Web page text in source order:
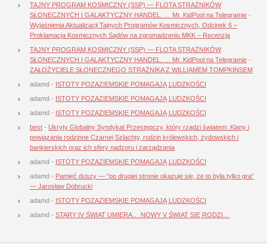
TAJNY PROGRAM KOSMICZNY (SSP) — FLOTA STRAŻNIKÓW
SŁONECZNYCH I GALAKTYCZNY HANDEL. … Mr. KidPool na Telegramie -
Wyjaśnienia Aktualizacji Tajnych Programów Kosmicznych, Odcinek 6 –
Proklamacja Kosmicznych Sądów na zgromadzeniu MKK – Recenzja
TAJNY PROGRAM KOSMICZNY (SSP) — FLOTA STRAŻNIKÓW
SŁONECZNYCH I GALAKTYCZNY HANDEL. … Mr. KidPool na Telegramie -
ZAŁOŻYCIELE SŁONECZNEGO STRAŻNIKA Z WILLIAMEM TOMPKINSEM
adamd - ISTOTY POZAZIEMSKIE POMAGAJĄ LUDZKOŚCI
adamd - ISTOTY POZAZIEMSKIE POMAGAJĄ LUDZKOŚCI
adamd - ISTOTY POZAZIEMSKIE POMAGAJĄ LUDZKOŚCI
best - Ukryty Globalny Syndykat Przestępczy, który rządzi światem: Klany i
powiązania rodzinne Czarnej Szlachty, rodzin królewskich, żydowskich i
bankierskich oraz ich sfery nadzoru i zarządzania
adamd - ISTOTY POZAZIEMSKIE POMAGAJĄ LUDZKOŚCI
adamd - Pamięć duszy — “po drugiej stronie okazuje się, że to była tylko gra”
— Jarosław Dobrucki
adamd - ISTOTY POZAZIEMSKIE POMAGAJĄ LUDZKOŚCI
adamd - STARY IV ŚWIAT UMIERA… NOWY V ŚWIAT SIĘ RODZI…